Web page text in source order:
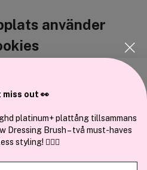
använder
att anpassa innehållet och
till de sociala medier och annons-
med. Dessa kan i sin tur
information som du har
in när du har använt deras
miss out 👀
platinum+ plattång tillsammans
Dressing Brush – två must-haves
styling! 💇‍♀️✨